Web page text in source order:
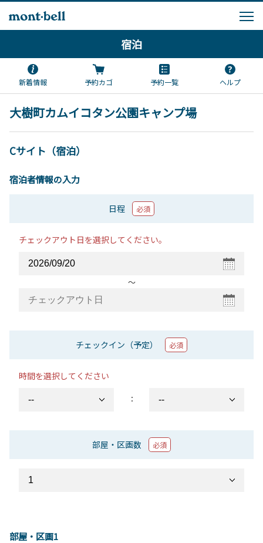
宿泊
新着情報 予約カゴ 予約一覧 ヘルプ
大樹町カムイコタン公園キャンプ場
Cサイト（宿泊）
宿泊者情報の入力
日程 必須
チェックアウト日を選択してください。
〜
チェックイン（予定） 必須
時間を選択してください
：
部屋・区画数 必須
部屋・区画1